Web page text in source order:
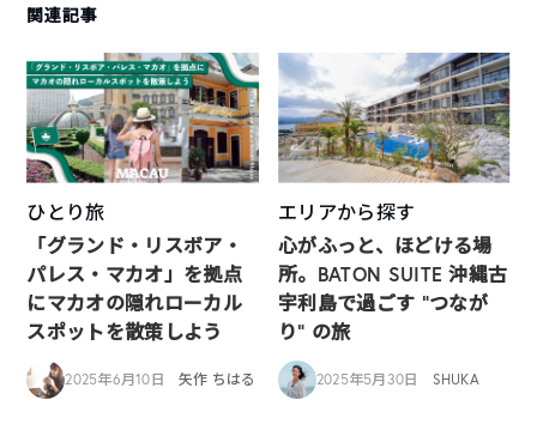
関連記事
ひとり旅
「グランド・リスボア・
パレス・マカオ」を拠点
にマカオの隠れローカル
スポットを散策しよう
2025年6月10日 矢作 ちはる
エリアから探す
心がふっと、ほどける場
所。BATON SUITE 沖縄古
宇利島で過ごす “つなが
り” の旅
2025年5月30日 SHUKA